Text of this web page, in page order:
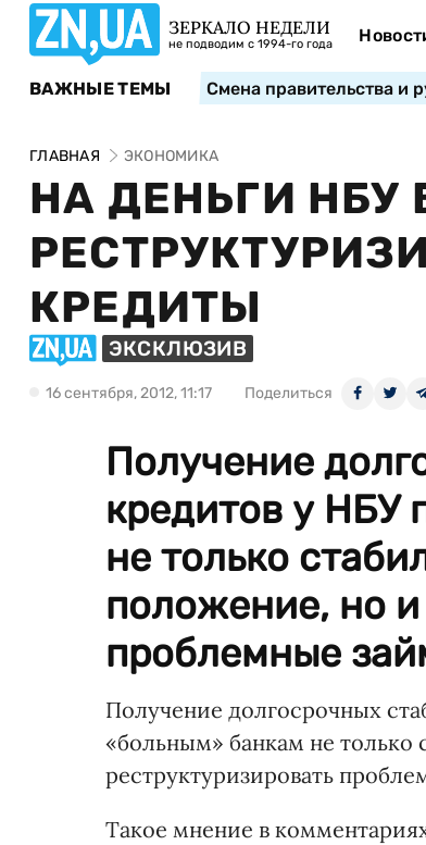
ЗЕРКАЛО НЕДЕЛИ
не подводим с 1994-го года
ВАЖНЫЕ ТЕМЫ Смена правительства и
ГЛАВНАЯ ЭКОНОМИКА
НА ДЕНЬГИ НБУ
КРЕДИТЫ
ЭКСКЛЮЗИВ
16 сентября, 2012, 11:17 Поделиться
Получение
кредитов у НБУ
не только
положение, но и
проблемные
Получение долгосрочных
«больным» банкам не только
реструктуризировать
Такое мнение в